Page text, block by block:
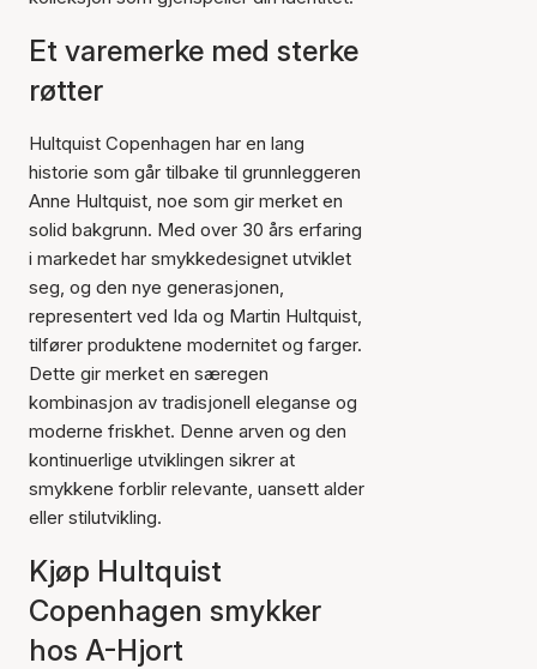
Et varemerke med sterke
røtter
Hultquist Copenhagen har en lang
historie som går tilbake til grunnleggeren
Anne Hultquist, noe som gir merket en
solid bakgrunn. Med over 30 års erfaring
i markedet har smykkedesignet utviklet
seg, og den nye generasjonen,
representert ved Ida og Martin Hultquist,
tilfører produktene modernitet og farger.
Dette gir merket en særegen
kombinasjon av tradisjonell eleganse og
moderne friskhet. Denne arven og den
kontinuerlige utviklingen sikrer at
smykkene forblir relevante, uansett alder
eller stilutvikling.
Kjøp Hultquist
Copenhagen smykker
hos A-Hjort